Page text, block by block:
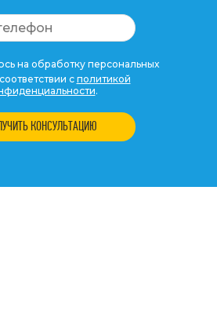
на обработку персональных
с политикой
.
КОНСУЛЬТАЦИЮ